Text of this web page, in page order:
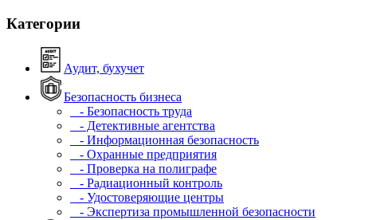
Категории
Аудит, бухучет
Безопасность бизнеса
- Безопасность труда
- Детективные агентства
- Информационная безопасность
- Охранные предприятия
- Проверка на полиграфе
- Радиационный контроль
- Удостоверяющие центры
- Экспертиза промышленной безопасности